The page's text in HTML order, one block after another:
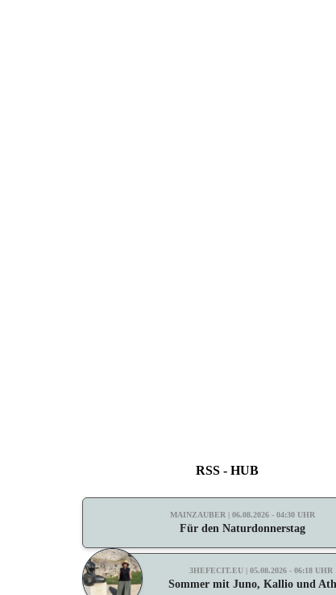
RSS - HUB
MAINZAUBER | 06.08.2026 - 04:30 UHR
Für den Naturdonnerstag
3HEFECIT.EU | 05.08.2026 - 06:18 UHR
Sommer mit Juno, Kallio und